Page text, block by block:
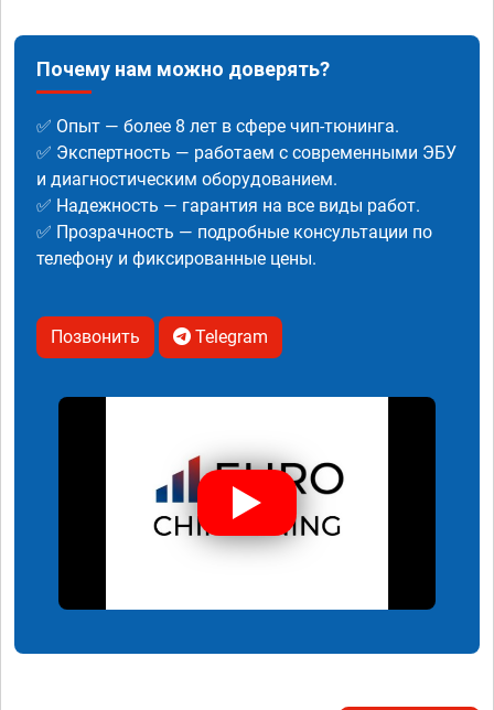
Почему нам можно доверять?
✅ Опыт — более 8 лет в сфере чип-тюнинга.
✅ Экспертность — работаем с современными ЭБУ
и диагностическим оборудованием.
✅ Надежность — гарантия на все виды работ.
✅ Прозрачность — подробные консультации по
телефону и фиксированные цены.
Позвонить Telegram